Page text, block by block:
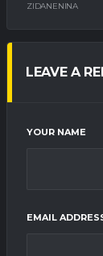
ZIDANENINA
LEAVE A
YOUR NAME
EMAIL